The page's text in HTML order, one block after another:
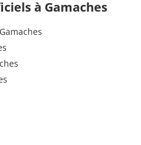
à Gamaches